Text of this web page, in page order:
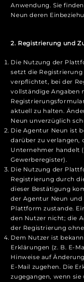
Anwendung. Sie
Neun deren
2. Registrierung und
Die Nutzung der
setzt die
verpflichtet, bei der
vollständige Angaben
aktuell zu halten.
Neun unverzüglich
Die Agentur Neun ist
darüber zu verlangen,
Unternehmer handelt
Gewerberegister).
Die Nutzung der
Registrierung durch
dieser Bestätigung
der Agentur Neun
Plattform zustande.
den Nutzer nicht; die
der Registrierung
Dem Nutzer ist
Erklärungen (z. B. E-
Hinweise auf
E-Mail zugehen. Die
zugegangen, wenn